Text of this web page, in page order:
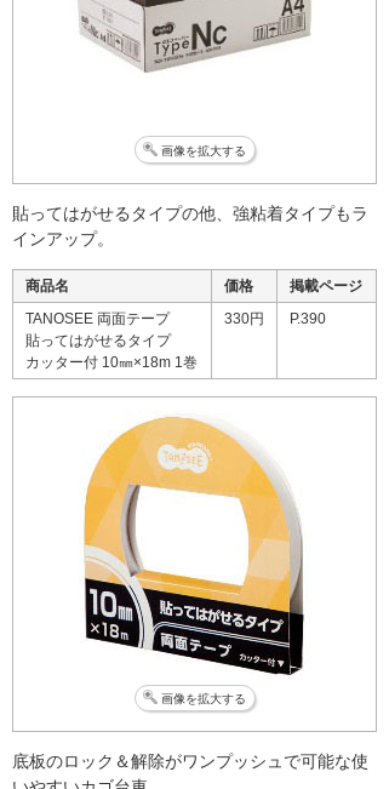
画像を拡大する
貼ってはがせるタイプの他、強粘着タイプもラ
インアップ。
商品名 価格
掲載ページ
TANOSEE 両面テープ
貼ってはがせるタイプ
カッター付 10㎜×18m 1巻
330円 P.390
画像を拡大する
底板のロック＆解除がワンプッシュで可能な使